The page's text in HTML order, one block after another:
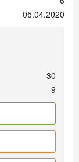
05.04.2020
30
9